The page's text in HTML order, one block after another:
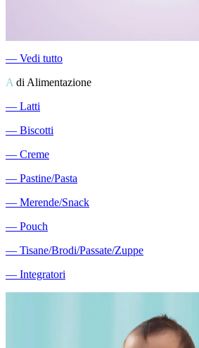
― Vedi tutto
A di Alimentazione
― Latti
― Biscotti
― Creme
― Pastine/Pasta
― Merende/Snack
― Pouch
― Tisane/Brodi/Passate/Zuppe
― Integratori